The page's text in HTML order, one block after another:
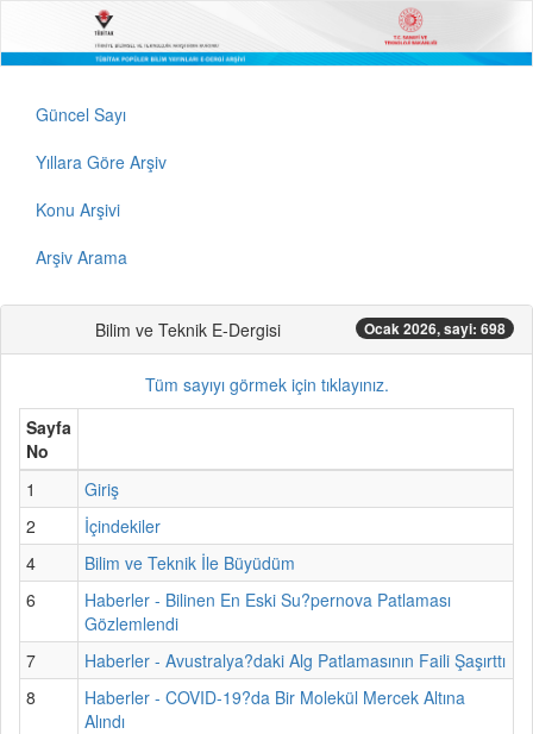
Güncel Sayı
Yıllara Göre Arşiv
Konu Arşivi
Arşiv Arama
Bilim ve Teknik E-Dergisi Ocak 2026, sayi: 698
Tüm sayıyı görmek için tıklayınız.
Sayfa
No
1
Giriş
2
İçindekiler
4
Bilim ve Teknik İle Büyüdüm
6
Haberler - Bilinen En Eski Su?pernova Patlaması
Gözlemlendi
7
Haberler - Avustralya?daki Alg Patlamasının Faili Şaşırttı
8
Haberler - COVID-19?da Bir Molekül Mercek Altına
Alındı